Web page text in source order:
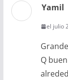
Yamil
el julio
Q